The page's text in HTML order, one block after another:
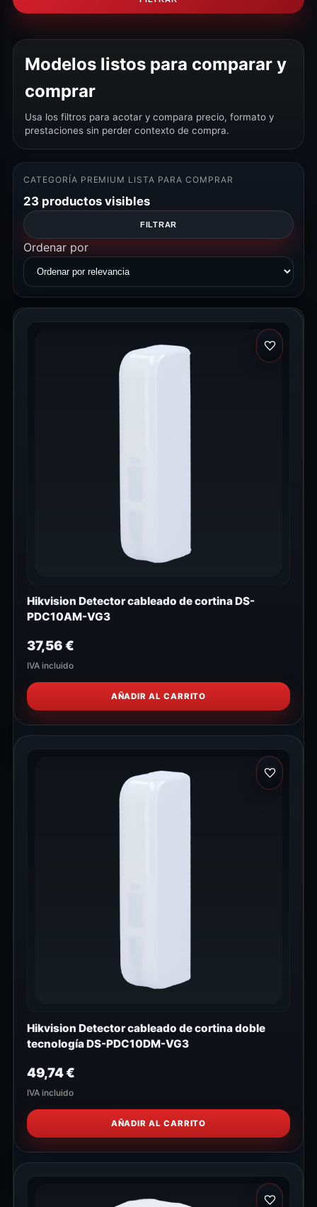
Modelos listos para comparar y
comprar
Usa los filtros para acotar y compara precio, formato y
prestaciones sin perder contexto de compra.
CATEGORÍA PREMIUM LISTA PARA COMPRAR
23 productos visibles
FILTRAR
Ordenar por
Hikvision Detector cableado de cortina DS-
PDC10AM-VG3
37,56€
IVA incluido
AÑADIR AL CARRITO
Hikvision Detector cableado de cortina doble
tecnología DS-PDC10DM-VG3
49,74€
IVA incluido
AÑADIR AL CARRITO